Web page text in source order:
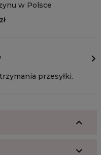
w Polsce
przesyłki.